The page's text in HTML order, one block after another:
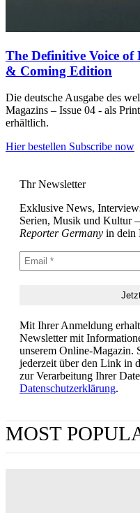
The Definitive Voice of
& Coming Edition
Die deutsche Ausgabe des
Magazins – Issue 04 - als
erhältlich.
Hier bestellen Subscribe now
Thr Newsletter
Exklusive News,
Serien, Musik und Kultur
Reporter Germany in dein
Mit Ihrer Anmeldung
Newsletter mit
unserem Online-Magazin.
jederzeit über den Link in
zur Verarbeitung Ihrer
Datenschutzerklärung.
MOST